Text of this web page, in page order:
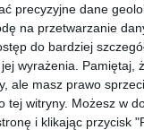
precyzyjne dane
na przetwarzanie
do bardziej
wyrażenia.
Pamiętaj,
ale masz prawo
tej witryny. Możesz w
i klikając przycisk
Skorzystaj z